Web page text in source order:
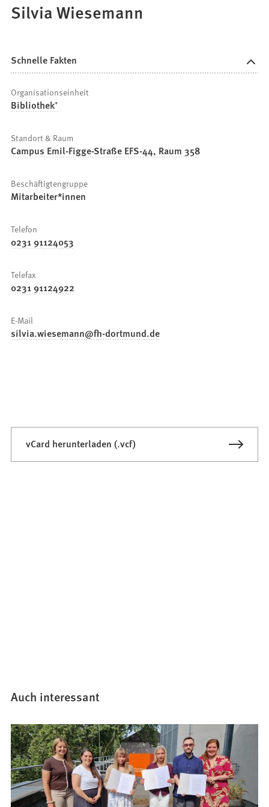
Silvia Wiesemann
Schnelle Fakten
Organisationseinheit
Bibliothek⁺
Standort & Raum
Campus Emil-Figge-Straße EFS-44, Raum 358
Beschäftigtengruppe
Mitarbeiter*innen
Telefon
0231 91124053
Telefax
0231 91124922
E-Mail
silvia.wiesemann fh-dortmund de
vCard herunterladen (.vcf)
Auch interessant